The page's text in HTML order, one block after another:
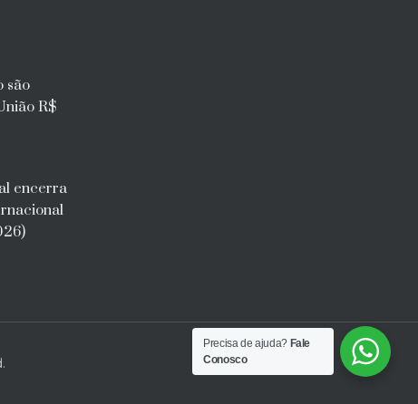
são
R$
encerra
Precisa de ajuda? Fale
Conosco